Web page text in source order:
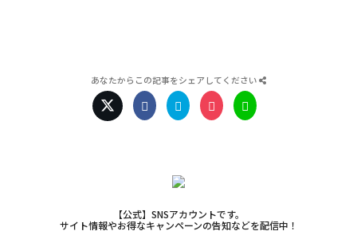
あなたからこの記事をシェアしてください
【公式】SNSアカウントです。
サイト情報やお得なキャンペーンの告知などを配信中！